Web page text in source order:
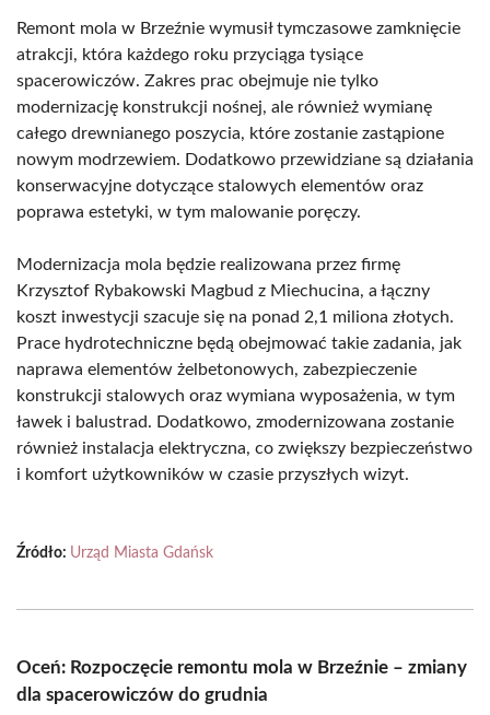
Remont mola w Brzeźnie wymusił tymczasowe zamknięcie
atrakcji, która każdego roku przyciąga tysiące
spacerowiczów. Zakres prac obejmuje nie tylko
modernizację konstrukcji nośnej, ale również wymianę
całego drewnianego poszycia, które zostanie zastąpione
nowym modrzewiem. Dodatkowo przewidziane są działania
konserwacyjne dotyczące stalowych elementów oraz
poprawa estetyki, w tym malowanie poręczy.
Modernizacja mola będzie realizowana przez firmę
Krzysztof Rybakowski Magbud z Miechucina, a łączny
koszt inwestycji szacuje się na ponad 2,1 miliona złotych.
Prace hydrotechniczne będą obejmować takie zadania, jak
naprawa elementów żelbetonowych, zabezpieczenie
konstrukcji stalowych oraz wymiana wyposażenia, w tym
ławek i balustrad. Dodatkowo, zmodernizowana zostanie
również instalacja elektryczna, co zwiększy bezpieczeństwo
i komfort użytkowników w czasie przyszłych wizyt.
Źródło: Urząd Miasta Gdańsk
Oceń: Rozpoczęcie remontu mola w Brzeźnie – zmiany
dla spacerowiczów do grudnia